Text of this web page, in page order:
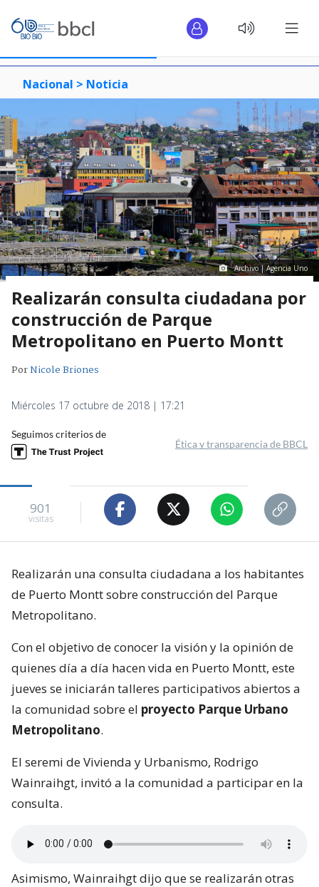
Nacional > Noticia
Archivo | Agencia Uno
Realizarán consulta ciudadana por
construcción de Parque
Metropolitano en Puerto Montt
PorNicole Briones
Miércoles 17 octubre de 2018 | 17:21
Seguimos criterios de
Ética y transparencia de BBCL
901
visitas
Realizarán una consulta ciudadana a los habitantes
de Puerto Montt sobre construcción del Parque
Metropolitano.
Con el objetivo de conocer la visión y la opinión de
quienes día a día hacen vida en Puerto Montt, este
jueves se iniciarán talleres participativos abiertos a
la comunidad sobre el proyecto Parque Urbano
Metropolitano.
El seremi de Vivienda y Urbanismo, Rodrigo
Wainraihgt, invitó a la comunidad a participar en la
consulta.
Asimismo, Wainraihgt dijo que se realizarán otras